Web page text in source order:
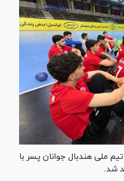
ملی هندبال جوانان پسر با